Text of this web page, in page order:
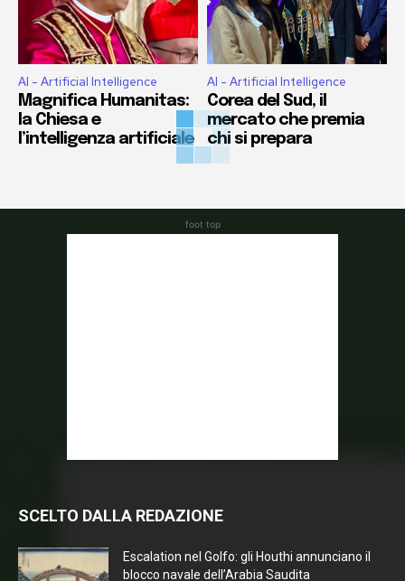
AI - Artificial Intelligence
Magnifica Humanitas:
la Chiesa e
l’intelligenza artificiale
AI - Artificial Intelligence
Corea del Sud, il
mercato che premia
chi si prepara
foot top
SCELTO DALLA REDAZIONE
Escalation nel Golfo: gli Houthi annunciano il
blocco navale dell’Arabia Saudita